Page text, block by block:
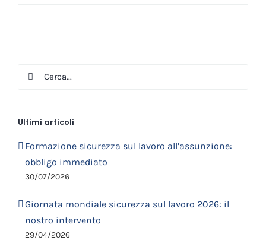
Cerca
Ultimi articoli
Formazione sicurezza sul lavoro all’assunzione:
obbligo immediato
30/07/2026
Giornata mondiale sicurezza sul lavoro 2026: il
nostro intervento
29/04/2026